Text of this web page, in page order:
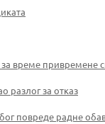
време привремене
разлог за отказ
повреде радне